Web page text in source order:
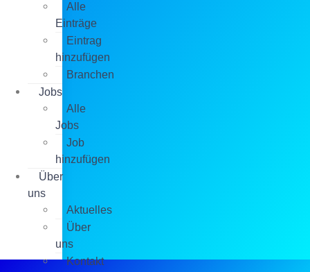
Alle
Einträge
Eintrag
hinzufügen
Branchen
Jobs
Alle
Jobs
Job
hinzufügen
Über
uns
Aktuelles
Über
uns
Kontakt